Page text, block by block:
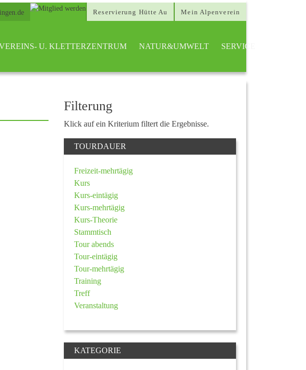
Reservierung Hütte Au Mein Alpenverein
U. KLETTERZENTRUM NATUR&UMWELT SERVICE
Filterung
Klick auf ein Kriterium filtert die Ergebnisse.
TOURDAUER
Freizeit-mehrtägig
Kurs
Kurs-eintägig
Kurs-mehrtägig
Kurs-Theorie
Stammtisch
Tour abends
Tour-eintägig
Tour-mehrtägig
Training
Treff
Veranstaltung
KATEGORIE